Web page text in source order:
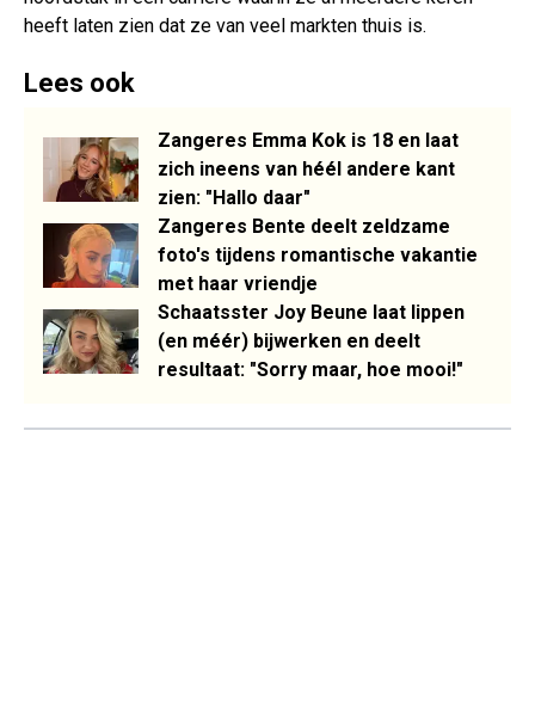
heeft laten zien dat ze van veel markten thuis is.
Lees ook
Zangeres Emma Kok is 18 en laat
zich ineens van héél andere kant
zien: "Hallo daar"
Zangeres Bente deelt zeldzame
foto's tijdens romantische vakantie
met haar vriendje
Schaatsster Joy Beune laat lippen
(en méér) bijwerken en deelt
resultaat: "Sorry maar, hoe mooi!"